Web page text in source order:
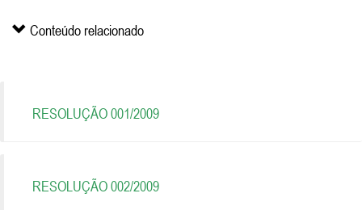
Conteúdo relacionado
RESOLUÇÃO 001/2009
RESOLUÇÃO 002/2009